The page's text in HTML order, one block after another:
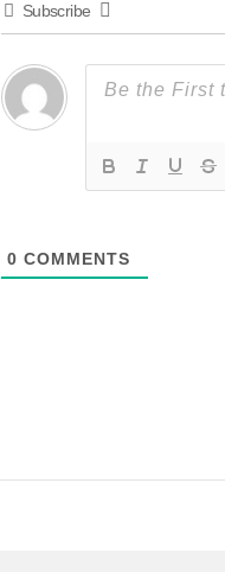
Subscribe
0 COMMENTS